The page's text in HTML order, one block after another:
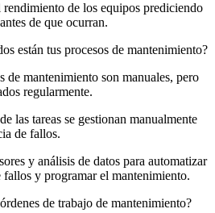
de los equipos prediciendo
de que ocurran.
están tus procesos de mantenimiento?
de mantenimiento son manuales, pero
regularmente.
las tareas se gestionan manualmente
de fallos.
y análisis de datos para automatizar
fallos y programar el mantenimiento.
de trabajo de mantenimiento?